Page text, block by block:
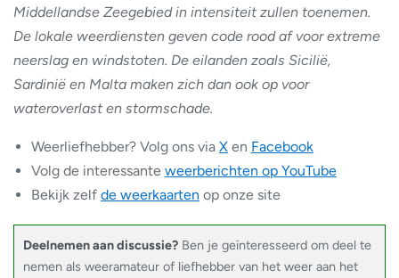
Middellandse Zeegebied in intensiteit zullen toenemen.
De lokale weerdiensten geven code rood af voor extreme
neerslag en windstoten. De eilanden zoals Sicilië,
Sardinië en Malta maken zich dan ook op voor
wateroverlast en stormschade.
Weerliefhebber? Volg ons via X en Facebook
Volg de interessante weerberichten op YouTube
Bekijk zelf de weerkaarten op onze site
Deelnemen aan discussie? Ben je geïnteresseerd om deel te
nemen als weeramateur of liefhebber van het weer aan het